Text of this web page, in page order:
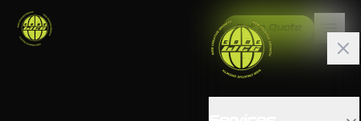
Get a Quote